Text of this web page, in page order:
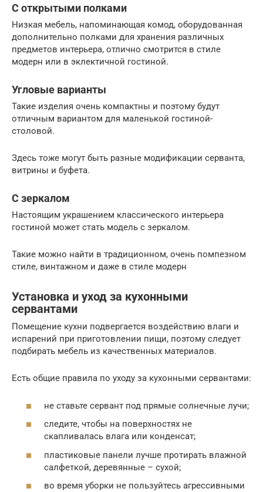
С открытыми полками
Низкая мебель, напоминающая комод, оборудованная
дополнительно полками для хранения различных
предметов интерьера, отлично смотрится в стиле
модерн или в эклектичной гостиной.
Угловые варианты
Такие изделия очень компактны и поэтому будут
отличным вариантом для маленькой гостиной-
столовой.
Здесь тоже могут быть разные модификации серванта,
витрины и буфета.
С зеркалом
Настоящим украшением классического интерьера
гостиной может стать модель с зеркалом.
Такие можно найти в традиционном, очень помпезном
стиле, винтажном и даже в стиле модерн
Установка и уход за кухонными
сервантами
Помещение кухни подвергается воздействию влаги и
испарений при приготовлении пищи, поэтому следует
подбирать мебель из качественных материалов.
Есть общие правила по уходу за кухонными сервантами:
не ставьте сервант под прямые солнечные лучи;
следите, чтобы на поверхностях не
скапливалась влага или конденсат;
пластиковые панели лучше протирать влажной
салфеткой, деревянные – сухой;
во время уборки не пользуйтесь агрессивными